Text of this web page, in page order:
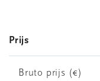
Prijs
Bruto prijs (€)